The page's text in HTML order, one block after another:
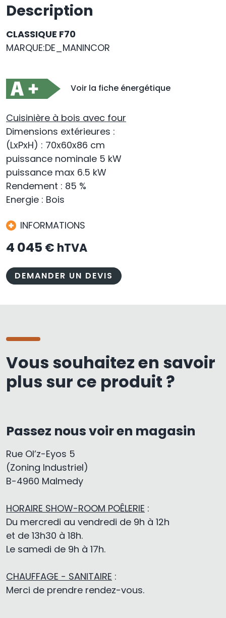
Description
CLASSIQUE F70
MARQUE:DE_MANINCOR
Voir la fiche énergétique
Cuisinière à bois avec four
Dimensions extérieures :
(LxPxH) : 70x60x86 cm
puissance nominale 5 kW
puissance max 6.5 kW
Rendement : 85 %
Energie : Bois
INFORMATIONS
4 045 € hTVA
DEMANDER UN DEVIS
Vous souhaitez en savoir
plus sur ce produit ?
Passez nous voir en magasin
Rue Ol’z-Eyos 5
(Zoning Industriel)
B-4960 Malmedy
HORAIRE SHOW-ROOM POÊLERIE :
Du mercredi au vendredi de 9h à 12h
et de 13h30 à 18h.
Le samedi de 9h à 17h.
CHAUFFAGE - SANITAIRE :
Merci de prendre rendez-vous.